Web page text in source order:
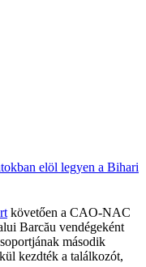
elöl legyen a Bihari
követően a CAO-NAC
Barcău vendégeként
második
kezdték a találkozót,